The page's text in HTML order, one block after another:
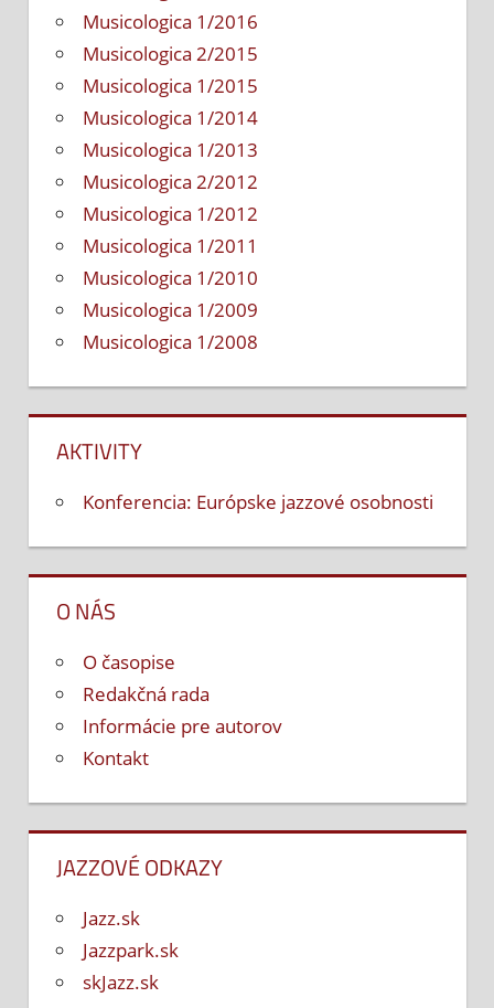
Musicologica 1/2016
Musicologica 2/2015
Musicologica 1/2015
Musicologica 1/2014
Musicologica 1/2013
Musicologica 2/2012
Musicologica 1/2012
Musicologica 1/2011
Musicologica 1/2010
Musicologica 1/2009
Musicologica 1/2008
AKTIVITY
Konferencia: Európske jazzové osobnosti
O NÁS
O časopise
Redakčná rada
Informácie pre autorov
Kontakt
JAZZOVÉ ODKAZY
Jazz.sk
Jazzpark.sk
skJazz.sk